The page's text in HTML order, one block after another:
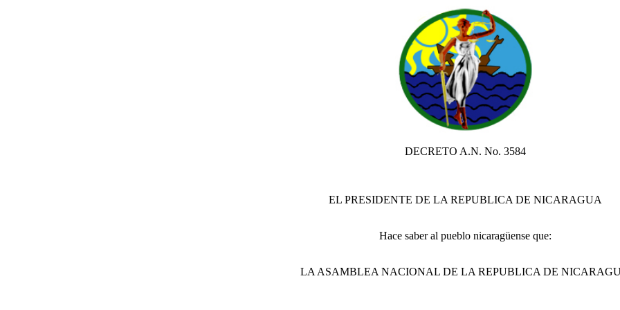
DECRETO A.N. No. 3584
EL PRESIDENTE DE LA REPUBLICA DE NICARAGUA
Hace saber al pueblo nicaragüense que:
LA ASAMBLEA NACIONAL DE LA REPUBLICA DE